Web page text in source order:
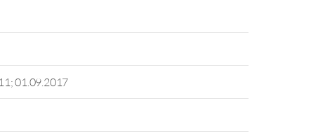
01.09.2017